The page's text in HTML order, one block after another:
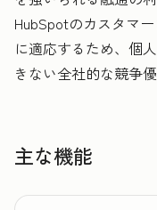
HubSpotのカスタマ
に適応するため、個
きない全社的な競争
主な機能